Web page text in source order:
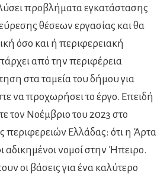
προβλήματα εγκατάστασης
θέσεων εργασίας και θα
όσο και ή περιφερειακή
από την περιφέρεια
στα ταμεία του δήμου για
να προχωρήσει το έργο. Επειδή
τον Νοέμβριο του 2023 στο
περιφερειών Ελλάδας: ότι η Άρτα
αδικημένοι νομοί στην Ήπειρο.
οι βάσεις για ένα καλύτερο